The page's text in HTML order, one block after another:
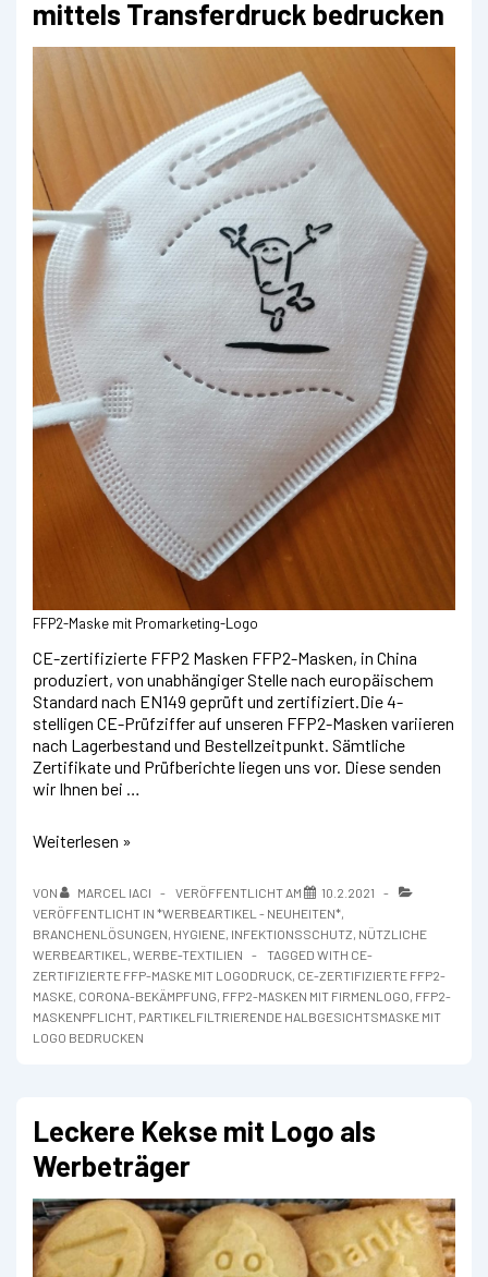
mittels Transferdruck bedrucken
FFP2-Maske mit Promarketing-Logo
CE-zertifizierte FFP2 Masken FFP2-Masken, in China
produziert, von unabhängiger Stelle nach europäischem
Standard nach EN149 geprüft und zertifiziert.Die 4-
stelligen CE-Prüfziffer auf unseren FFP2-Masken variieren
nach Lagerbestand und Bestellzeitpunkt. Sämtliche
Zertifikate und Prüfberichte liegen uns vor. Diese senden
wir Ihnen bei …
FFP2-
schwarz
und
weiß
mittels
Transferdruck
bedrucken
Weiterlesen »
VON MARCEL IACI VERÖFFENTLICHT AM
10.2.2021
VERÖFFENTLICHT IN *WERBEARTIKEL - NEUHEITEN*,
BRANCHENLÖSUNGEN, HYGIENE, INFEKTIONSSCHUTZ, NÜTZLICHE
WERBEARTIKEL , WERBE-TEXTILIEN TAGGED WITH CE-
ZERTIFIZIERTE FFP-MASKE MIT LOGODRUCK, CE-ZERTIFIZIERTE FFP2-
MASKE, CORONA-BEKÄMPFUNG, FFP2-MASKEN MIT FIRMENLOGO, FFP2-
MASKENPFLICHT, PARTIKELFILTRIERENDE HALBGESICHTSMASKE MIT
LOGO BEDRUCKEN
Leckere Kekse mit Logo als
Werbeträger